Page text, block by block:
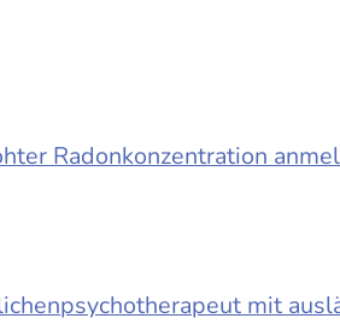
Radonkonzentration
mit